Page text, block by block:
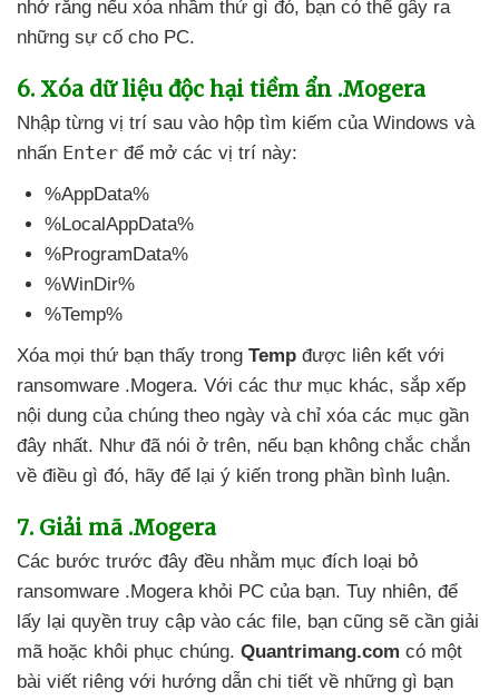
nhớ rằng nếu xóa nhầm thứ gì đó, bạn có thể gây ra
những sự cố cho PC.
6. Xóa dữ liệu độc hại tiềm ẩn .Mogera
Nhập từng vị trí sau vào hộp tìm kiếm của Windows và
nhấn Enter để mở các vị trí này:
%AppData%
%LocalAppData%
%ProgramData%
%WinDir%
%Temp%
Xóa mọi thứ bạn thấy trong Temp được liên kết với
ransomware .Mogera. Với các thư mục khác, sắp xếp
nội dung của chúng theo ngày và chỉ xóa các mục gần
đây nhất. Như đã nói ở trên, nếu bạn không chắc chắn
về điều gì đó, hãy để lại ý kiến trong phần bình luận.
7. Giải mã .Mogera
Các bước trước đây đều nhằm mục đích loại bỏ
ransomware .Mogera khỏi PC của bạn. Tuy nhiên, để
lấy lại quyền truy cập vào các file, bạn cũng sẽ cần giải
mã hoặc khôi phục chúng. Quantrimang.com có một
bài viết riêng với hướng dẫn chi tiết về những gì bạn